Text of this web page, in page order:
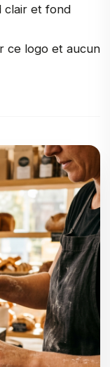
clair et fond
ce logo et aucun